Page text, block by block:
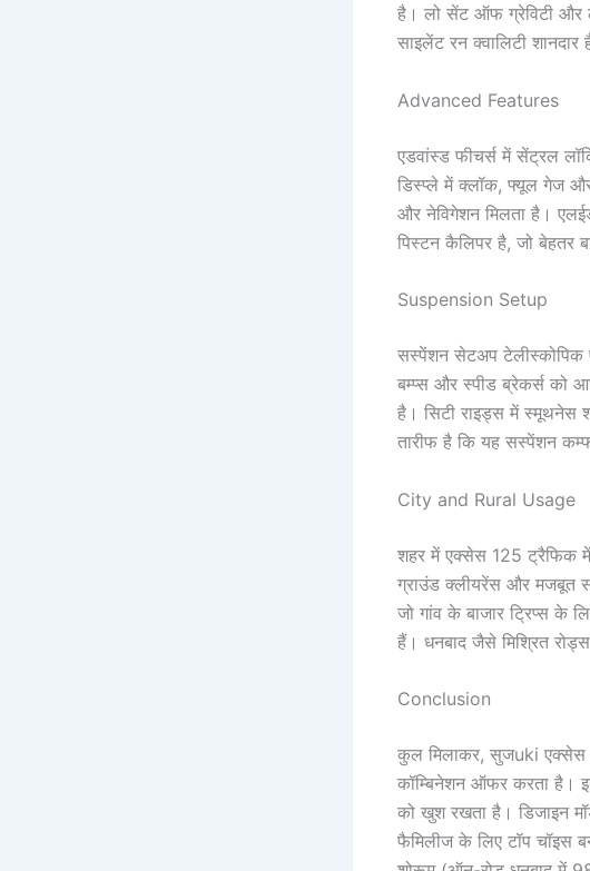
है। लो सेंट ऑफ ग्रेविटी और
साइलेंट रन क्वालिटी
Advanced Features
एडवांस्ड फीचर्स में सेंट्रल
डिस्प्ले में क्लॉक, फ्यूल गेज
और नेविगेशन मिलता है।
पिस्टन कैलिपर है, जो बेहतर
Suspension Setup
सस्पेंशन सेटअप टेलीस्कोपिक
बम्प्स और स्पीड ब्रेकर्स को
है। सिटी राइड्स में स्मूथनेस
तारीफ है कि यह सस्पेंशन
City and Rural Usage
शहर में एक्सेस 125 ट्रैफिक में
ग्राउंड क्लीयरेंस और मजबूत
जो गांव के बाजार ट्रिप्स के
हैं। धनबाद जैसे मिश्रित
Conclusion
कुल मिलाकर, सुजuki एक्सेस
कॉम्बिनेशन ऑफर करता है।
को खुश रखता है। डिजाइन
फैमिलीज के लिए टॉप चॉइस